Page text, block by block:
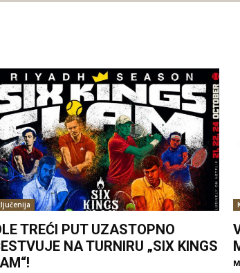
TREĆI PUT UZASTOPNO
NA TURNIRU „SIX KINGS